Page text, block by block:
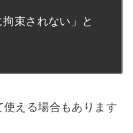
束されない」と
使える場合もあります